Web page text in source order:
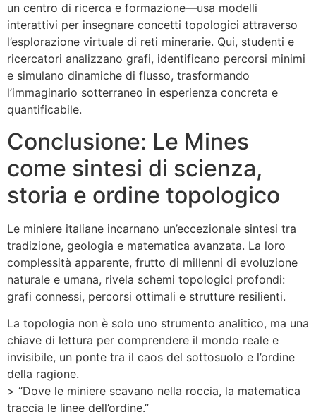
un centro di ricerca e formazione—usa modelli
interattivi per insegnare concetti topologici attraverso
l’esplorazione virtuale di reti minerarie. Qui, studenti e
ricercatori analizzano grafi, identificano percorsi minimi
e simulano dinamiche di flusso, trasformando
l’immaginario sotterraneo in esperienza concreta e
quantificabile.
Conclusione: Le Mines
come sintesi di scienza,
storia e ordine topologico
Le miniere italiane incarnano un’eccezionale sintesi tra
tradizione, geologia e matematica avanzata. La loro
complessità apparente, frutto di millenni di evoluzione
naturale e umana, rivela schemi topologici profondi:
grafi connessi, percorsi ottimali e strutture resilienti.
La topologia non è solo uno strumento analitico, ma una
chiave di lettura per comprendere il mondo reale e
invisibile, un ponte tra il caos del sottosuolo e l’ordine
della ragione.
> “Dove le miniere scavano nella roccia, la matematica
traccia le linee dell’ordine.”